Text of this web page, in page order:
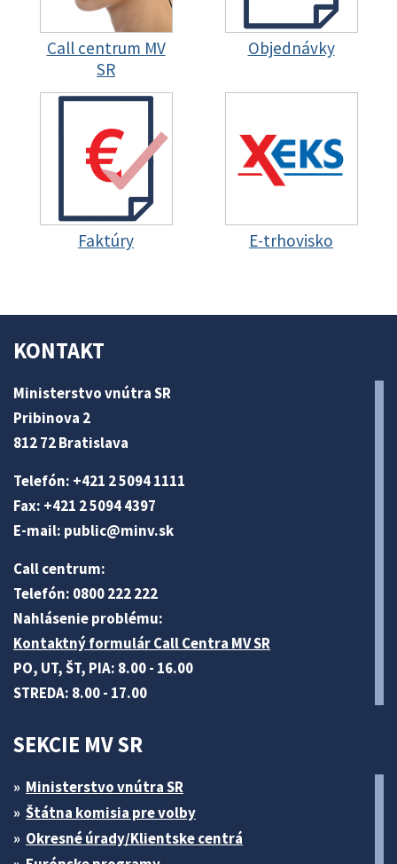
Call centrum MV
SR
Objednávky
Faktúry E-trhovisko
KONTAKT
Ministerstvo vnútra SR
Pribinova 2
812 72 Bratislava
Telefón: +421 2 5094 1111
Fax: +421 2 5094 4397
E-mail: public@minv.sk
Call centrum:
Telefón: 0800 222 222
Nahlásenie problému:
Kontaktný formulár Call Centra MV SR
PO, UT, ŠT, PIA: 8.00 - 16.00
STREDA: 8.00 - 17.00
SEKCIE MV SR
Ministerstvo vnútra SR
Štátna komisia pre volby
Okresné úrady/Klientske centrá